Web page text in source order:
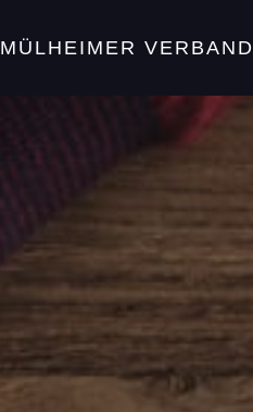
MÜLHEIMER VERBAND